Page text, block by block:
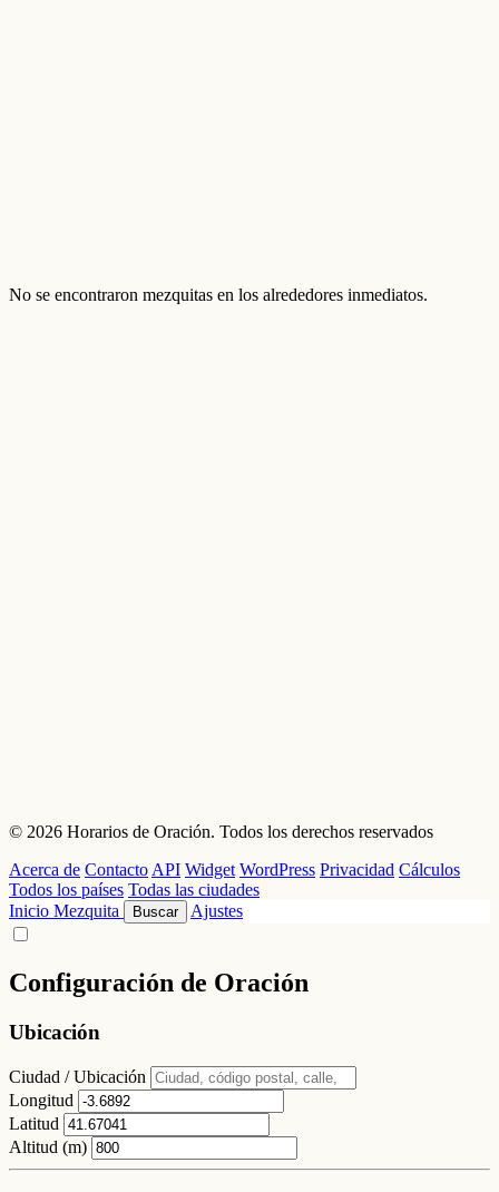
No se encontraron mezquitas en los alrededores inmediatos.
© 2026 Horarios de Oración. Todos los derechos reservados
Acerca de ContactoAPI Widget WordPress Privacidad Cálculos
Todos los países Todas las ciudades
Inicio Mezquita Buscar Ajustes
Configuración de Oración
Ubicación
Ciudad / Ubicación
Longitud
Latitud
Altitud (m)